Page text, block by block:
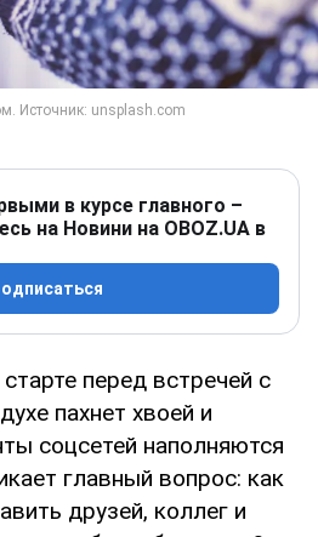
в курсе главного –
на Новини на OBOZ.UA в
перед встречей с
пахнет хвоей и
соцсетей наполняются
главный вопрос: как
друзей, коллег и